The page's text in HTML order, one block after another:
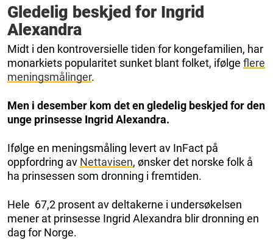
Gledelig beskjed for Ingrid
Alexandra
Midt i den kontroversielle tiden for kongefamilien, har
monarkiets popularitet sunket blant folket, ifølge flere
meningsmålinger.
Men i desember kom det en gledelig beskjed for den
unge prinsesse Ingrid Alexandra.
Ifølge en meningsmåling levert av InFact på
oppfordring av Nettavisen, ønsker det norske folk å
ha prinsessen som dronning i fremtiden.
Hele 67,2 prosent av deltakerne i undersøkelsen
mener at prinsesse Ingrid Alexandra blir dronning en
dag for Norge.